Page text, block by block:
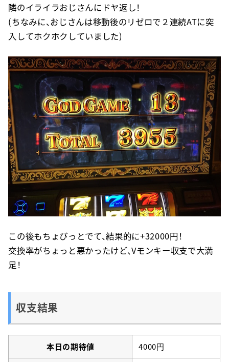
隣のイライラおじさんにドヤ返し！
(ちなみに、おじさんは移動後のリゼロで２連続ATに突
入してホクホクしていました)
この後もちょびっとでて、結果的に+32000円！
交換率がちょっと悪かったけど、Vモンキー収支で大満
足！
収支結果
本日の期待値 4000円